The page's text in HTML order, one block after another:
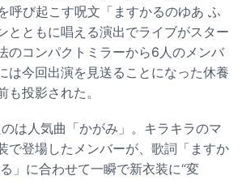
呼び起こす呪文「ますかるのゆあ ふ
とともに唱える演出でライブがスター
のコンパクトミラーから6人のメンバ
は今回出演を見送ることになった休養
も投影された。
は人気曲「かがみ」。キラキラのマ
で登場したメンバーが、歌詞「ますか
」に合わせて一瞬で新衣装に“変